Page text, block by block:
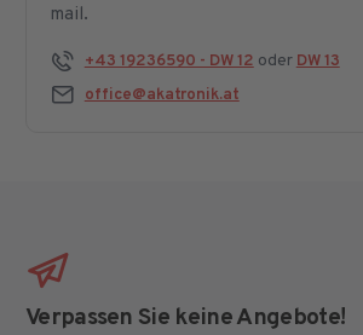
mail.
+43 19236590 - DW 12 oder DW 13
office@akatronik.at
Verpassen Sie keine Angebote!